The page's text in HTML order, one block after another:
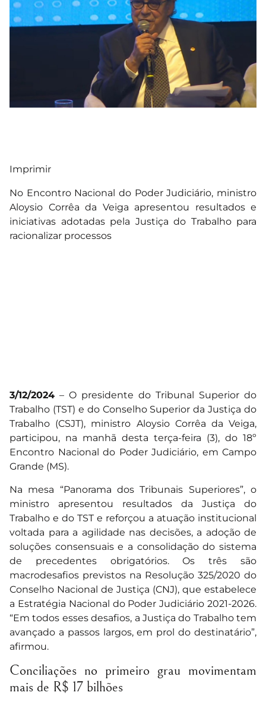
Imprimir
No Encontro Nacional do Poder Judiciário, ministro
Aloysio Corrêa da Veiga apresentou resultados e
iniciativas adotadas pela Justiça do Trabalho para
racionalizar processos
3/12/2024 – O presidente do Tribunal Superior do
Trabalho (TST) e do Conselho Superior da Justiça do
Trabalho (CSJT), ministro Aloysio Corrêa da Veiga,
participou, na manhã desta terça-feira (3), do 18º
Encontro Nacional do Poder Judiciário, em Campo
Grande (MS).
Na mesa “Panorama dos Tribunais Superiores”, o
ministro apresentou resultados da Justiça do
Trabalho e do TST e reforçou a atuação institucional
voltada para a agilidade nas decisões, a adoção de
soluções consensuais e a consolidação do sistema
de precedentes obrigatórios. Os três são
macrodesafios previstos na Resolução 325/2020 do
Conselho Nacional de Justiça (CNJ), que estabelece
a Estratégia Nacional do Poder Judiciário 2021-2026.
“Em todos esses desafios, a Justiça do Trabalho tem
avançado a passos largos, em prol do destinatário”,
afirmou.
Conciliações no primeiro grau movimentam
mais de R$ 17 bilhões